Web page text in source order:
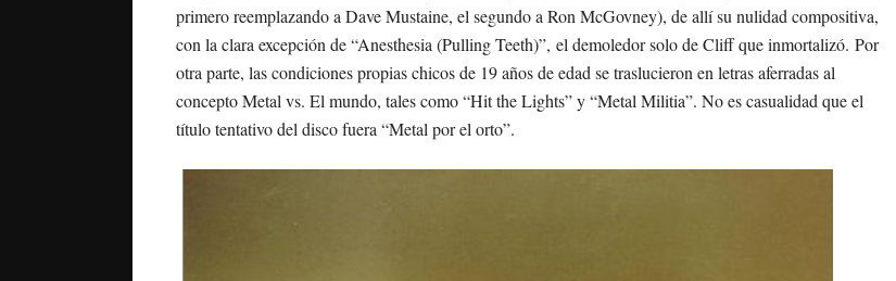
primero reemplazando a Dave Mustaine, el segundo a Ron McGovney), de allí su nulidad compositiva,
con la clara excepción de “Anesthesia (Pulling Teeth)”, el demoledor solo de Cliff que inmortalizó. Por
otra parte, las condiciones propias chicos de 19 años de edad se traslucieron en letras aferradas al
concepto Metal vs. El mundo, tales como “Hit the Lights” y “Metal Militia”. No es casualidad que el
título tentativo del disco fuera “Metal por el orto”.